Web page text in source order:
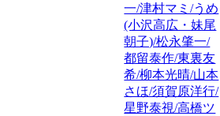
一/津村マミ/うめ
(小沢高広・妹尾
朝子)/松永肇一/
都留泰作/東裏友
希/柳本光晴/山本
さほ/須賀原洋行/
星野泰視/高橋ツ